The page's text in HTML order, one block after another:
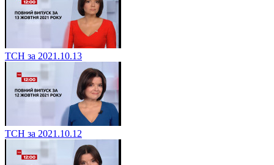
ТСН за 2021.10.13
ТСН за 2021.10.12